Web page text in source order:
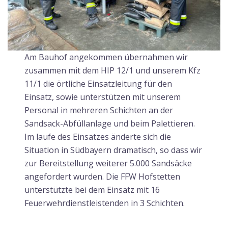
Am Bauhof angekommen übernahmen wir
zusammen mit dem HIP 12/1 und unserem Kfz
11/1 die örtliche Einsatzleitung für den
Einsatz, sowie unterstützen mit unserem
Personal in mehreren Schichten an der
Sandsack-Abfüllanlage und beim Palettieren.
Im laufe des Einsatzes änderte sich die
Situation in Südbayern dramatisch, so dass wir
zur Bereitstellung weiterer 5.000 Sandsäcke
angefordert wurden. Die FFW Hofstetten
unterstützte bei dem Einsatz mit 16
Feuerwehrdienstleistenden in 3 Schichten.